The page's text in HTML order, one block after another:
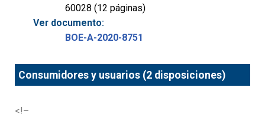
60028 (12 páginas)
Ver documento:
BOE-A-2020-8751
Consumidores y usuarios (2 disposiciones)
<!–